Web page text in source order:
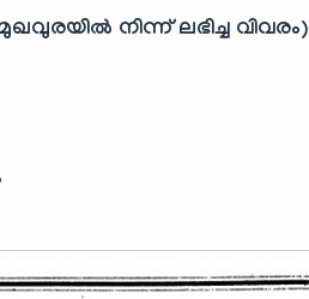
നിന്ന് ലഭിച്ച വിവരം)